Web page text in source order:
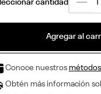
Agregar al
Conoce nuestros
Obtén más información